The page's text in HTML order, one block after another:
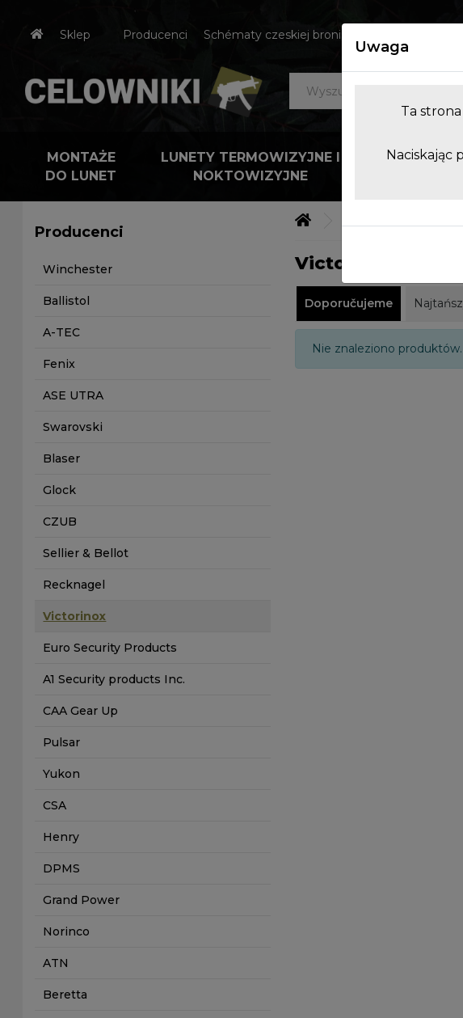
Sklep Producenci Schématy czeskiej broni
MONTAŻE
DO LUNET
LUNETY TERMOWIZYJNE I
NOKTOWIZYJNE
LUFY DO
Producenci
Winchester
Ballistol
A-TEC
Fenix
ASE UTRA
Swarovski
Blaser
Glock
CZUB
Sellier & Bellot
Recknagel
Victorinox
Euro Security Products
A1 Security products Inc.
CAA Gear Up
Pulsar
Yukon
CSA
Henry
DPMS
Grand Power
Norinco
ATN
Beretta
Victorinox
Doporučujeme
Nie znaleziono produktów.
Uwaga
Ta
Naciskając